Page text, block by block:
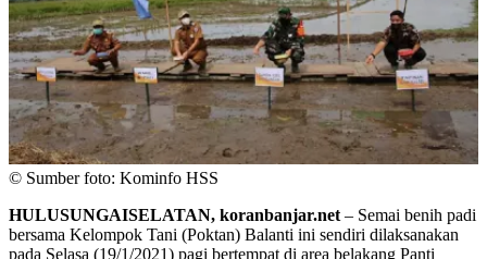
© Sumber foto: Kominfo HSS
HULUSUNGAISELATAN, koranbanjar.net – Semai benih padi
bersama Kelompok Tani (Poktan) Balanti ini sendiri dilaksanakan
pada Selasa (19/1/2021) pagi bertempat di area belakang Panti